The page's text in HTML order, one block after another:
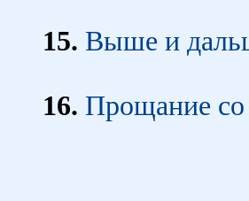
15. Выше и
16. Прощание со